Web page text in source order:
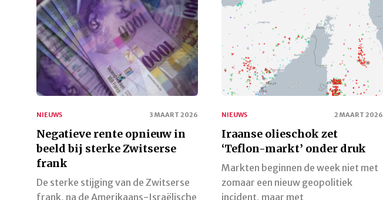
NIEUWS 3 MAART 2026
Negatieve rente opnieuw in
beeld bij sterke Zwitserse
frank
De sterke stijging van de Zwitserse
frank, na de Amerikaans-Israëlische
NIEUWS 2 MAART 2026
Iraanse olieschok zet
‘Teflon-markt’ onder druk
Markten beginnen de week niet met
zomaar een nieuw geopolitiek
incident, maar met